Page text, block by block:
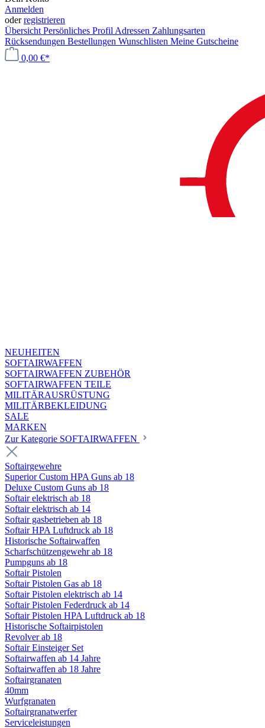
Anmelden
oderregistrieren
Übersicht Persönliches Profil Adressen Zahlungsarten
Rücksendungen Bestellungen Wunschlisten Meine Gutscheine
0,00 €*
NEUHEITEN
SOFTAIRWAFFEN
SOFTAIRWAFFEN ZUBEHÖR
SOFTAIRWAFFEN TEILE
MILITÄRAUSRÜSTUNG
MILITÄRBEKLEIDUNG
SALE
MARKEN
Zur Kategorie SOFTAIRWAFFEN
Softairgewehre
Superior Custom HPA Guns ab 18
Deluxe Custom Guns ab 18
Softair elektrisch ab 18
Softair elektrisch ab 14
Softair gasbetrieben ab 18
Softair HPA Luftdruck ab 18
Historische Softairwaffen
Scharfschützengewehr ab 18
Pumpguns ab 18
Softair Pistolen
Softair Pistolen Gas ab 18
Softair Pistolen elektrisch ab 14
Softair Pistolen Federdruck ab 14
Softair Pistolen HPA Luftdruck ab 18
Historische Softairpistolen
Revolver ab 18
Softair Einsteiger Set
Softairwaffen ab 14 Jahre
Softairwaffen ab 18 Jahre
Softairgranaten
40mm
Wurfgranaten
Softairgranatwerfer
Serviceleistungen